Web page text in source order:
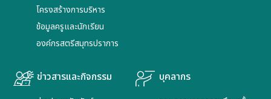
โครงสร้างการบริหาร
ข้อมูลครูและนักเรียน
องค์กรสตรีสมุทรปราการ
ข่าวสารและกิจกรรม บุคลากร